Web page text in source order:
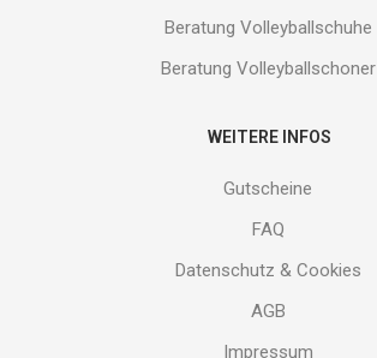
Beratung Volleyballschuhe
Beratung Volleyballschoner
WEITERE INFOS
Gutscheine
FAQ
Datenschutz & Cookies
AGB
Impressum